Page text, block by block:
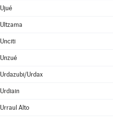
Ujué
Ultzama
Unciti
Unzué
Urdazubi/Urdax
Urdiain
Urraul Alto